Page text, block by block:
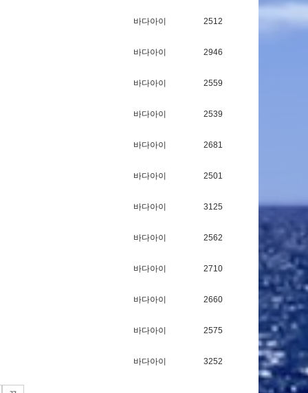
바다아이 2512
바다아이 2946
바다아이 2559
바다아이 2539
바다아이 2681
바다아이 2501
바다아이 3125
바다아이 2562
바다아이 2710
바다아이 2660
바다아이 2575
바다아이 3252